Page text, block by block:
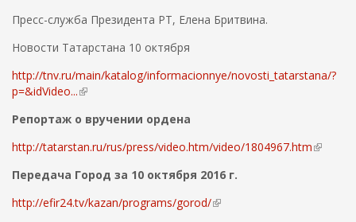
Пресс-служба Президента РТ, Елена Бритвина.
Новости Татарстана 10 октября
http://tnv.ru/main/katalog/informacionnye/novosti_tatarstana/?
p=&idVideo...(
н
ш
н
я
Репортаж о вручении ордена
http://tatarstan.ru/rus/press/video.htm/video/1804967.htm(
Передача Город за 10 октября 2016 г.
http://efir24.tv/kazan/programs/gorod/(